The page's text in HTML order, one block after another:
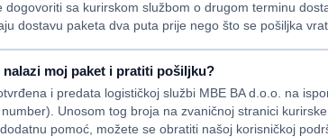
dogovoriti sa kurirskom službom o drugom terminu
dostavu paketa dva puta prije nego što se pošiljka
nalazi moj paket i pratiti pošiljku?
i predata logističkoj službi MBE BA d.o.o. na
Unosom tog broja na zvaničnoj stranici
pomoć, možete se obratiti našoj korisničkoj